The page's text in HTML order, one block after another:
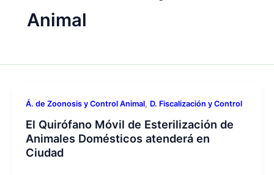
Animal
Á. de Zoonosis y Control Animal, D. Fiscalización y Control
El Quirófano Móvil de Esterilización de
Animales Domésticos atenderá en
Ciudad